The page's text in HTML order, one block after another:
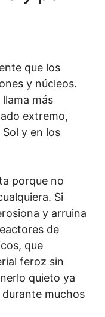
que los
y núcleos.
más
extremo,
y en los
porque no
Si
y arruina
de
que
feroz sin
quieto ya
muchos